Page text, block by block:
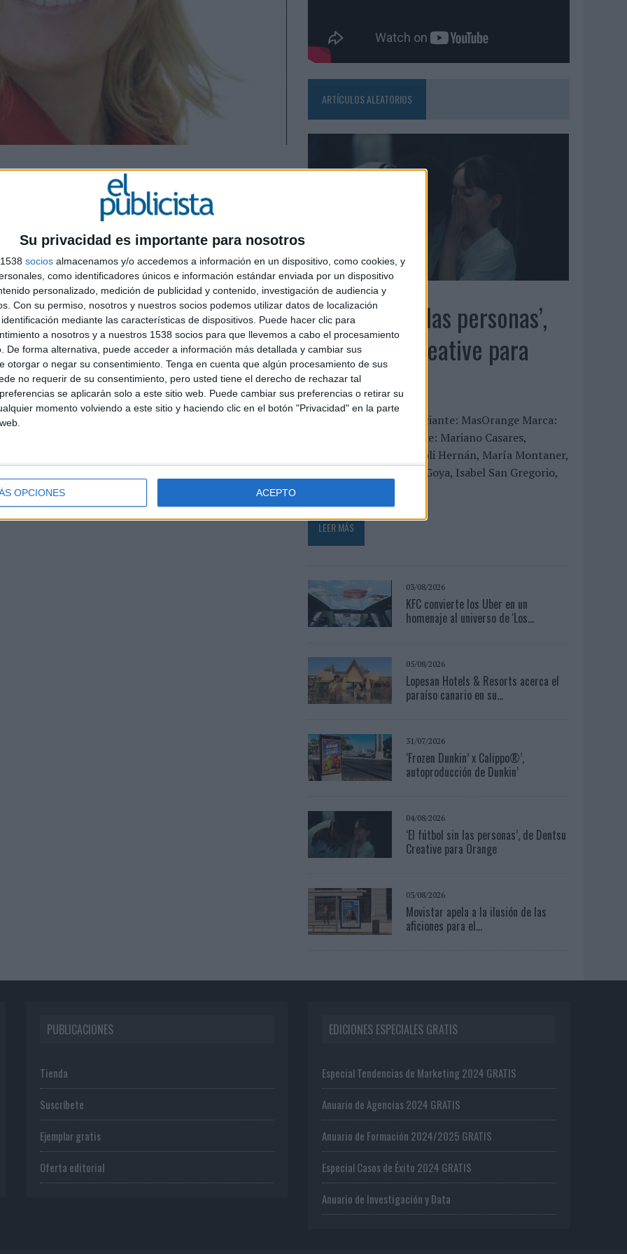
Su privacidad es importante para nosotros
socios almacenamos y/o accedemos a información en un dispositivo, como cookies, y
como identificadores únicos e información estándar enviada por un dispositivo
personalizado, medición de publicidad y contenido, investigación de audiencia y
Con su permiso, nosotros y nuestros socios podemos utilizar datos de localización
mediante las características de dispositivos. Puede hacer clic para
a nosotros y a nuestros 1538 socios para que llevemos a cabo el procesamiento
De forma alternativa, puede acceder a información más detallada y cambiar sus
otorgar o negar su consentimiento. Tenga en cuenta que algún procesamiento de sus
no requerir de su consentimiento, pero usted tiene el derecho de rechazar tal
se aplicarán solo a este sitio web. Puede cambiar sus preferencias o retirar su
momento volviendo a este sitio y haciendo clic en el botón "Privacidad" en la parte
OPCIONES ACEPTO
SEMESTRE HASTA LOS 196 MILLONES DE EUROS
directivo de PRISA Brand Solutions, la exclusivista del
en sustitución de Gustavo García, que ha dejado
Universidad Complutense de Madrid y MBA por IESE,
el ámbito de dirección, estrategia y marketing en el sector
operan en Internet.
medios digitales. Previamente y durante tres años ha ocupado
Su trayectoria profesional ha estado vinculada a empresas tan
en Contenidos Multimedia, RRHH o Nuevo Negocio – o
telecomunicaciones.
reportará directamente al director general, Felipe de
José Antonio Revilla (Dtor Medios Impresos), José Luis
Prensa Regional), Mercedes Otálora (Dtra Delegaciones),
y Carlos Pérez (Gerencia General).
SHARE ENVIAR PIN
ARTÍCULOS ALEATORIOS
04/08/2026
‘El fútbol sin las personas’,
de Dentsu Creative para
Orange
FICHA TÉCNICA Anunciante: MasOrange Marca:
Orange Contacto cliente: Mariano Casares,
Amagoia Sologestoa, Loli Hernán, María Montaner,
Mariola Carrero, César Goya, Isabel San Gregorio,
LEER MÁS
03/08/2026
KFC convierte los Uber en un
homenaje al universo de 'Los...
05/08/2026
Lopesan Hotels & Resorts acerca el
paraíso canario en su...
31/07/2026
‘Frozen Dunkin’ x Calippo®’,
autoproducción de Dunkin’
04/08/2026
‘El fútbol sin las personas’, de Dentsu
Creative para Orange
03/08/2026
Movistar apela a la ilusión de las
aficiones para el...
PUBLICACIONES
Tienda
Suscríbete
Ejemplar gratis
Oferta editorial
EDICIONES ESPECIALES GRATIS
Especial Tendencias de Marketing 2024 GRATIS
Anuario de Agencias 2024 GRATIS
Anuario de Formación 2024/2025 GRATIS
Especial Casos de Éxito 2024 GRATIS
Anuario de Investigación y Data